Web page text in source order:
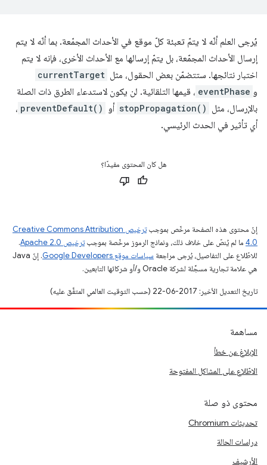
يُرجى العلم أنّه لا يتمّ تعبئة كلّ موقع في الأحداث المجمّعة. بما أنّه لا يتم
إرسال الأحداث المجمّعة، بل يتمّ إرسالها مع الأحداث الأخرى، فإنه لا يتم
اختبار نتائجها. ستتضمّن بعض الحقول، مثل currentTarget
و eventPhase ، قيمها التلقائية. لن يكون لاستدعاء الطرق ذات الصلة
بالإرسال، مثل stopPropagation() أو preventDefault() ،
أي تأثير في الحدث الرئيسي.
هل كان المحتوى مفيدًا؟
إنّ محتوى هذه الصفحة مرخّص بموجب
ترخيص Creative Commons Attribution
4.0‏ ما لم يُنصّ على خلاف ذلك، ونماذج الرموز مرخّصة بموجبترخيص Apache 2.0‏
.
للاطّلاع على التفاصيل، يُرجى مراجعة سياسات موقع Google Developers‏
. إنّ Java
هي علامة تجارية مسجَّلة لشركة Oracle و/أو شركائها التابعين.
تاريخ التعديل الأخير: 2017-06-22 (حسب التوقيت العالمي المتفَّق عليه)
مساهمة
الإبلاغ عن خطأ
الاطّلاع على المشاكل المفتوحة
محتوى ذو صلة
تحديثات Chromium
دراسات الحالة
الأرشيف